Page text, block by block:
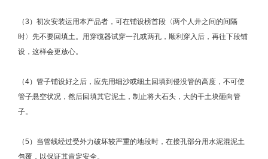
（3）初次安装运用本产品者，可在铺设榜首段〈两个人井之间的间隔
时〉先不要回填土。用穿缆器试穿一孔或两孔，顺利穿入后，再往下段铺
设，这样会更放心。
（4）管子铺设好之后，应先用细沙或细土回填到侵没管的高度，不可使
管子悬空状况，然后回填其它泥土，制止将大石头，大的干土块砸向管
子。
（5）当管线经过受外力破坏较严重的地段时，在接孔部分用水泥混泥土
包覆，以保证其肯定安全。